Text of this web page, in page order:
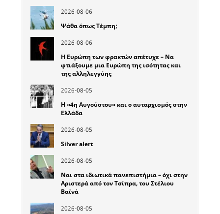
2026-08-06
Ψάθα όπως Τέμπη;
2026-08-06
Η Ευρώπη των φρακτών απέτυχε – Να
φτιάξουμε μια Ευρώπη της ισότητας και
της αλληλεγγύης
2026-08-05
Η «4η Αυγούστου» και ο αυταρχισμός στην
Ελλάδα
2026-08-05
Silver alert
2026-08-05
Ναι στα ιδιωτικά πανεπιστήμια – όχι στην
Αριστερά από τον Τσίπρα, του Στέλιου
Βαϊνά
2026-08-05